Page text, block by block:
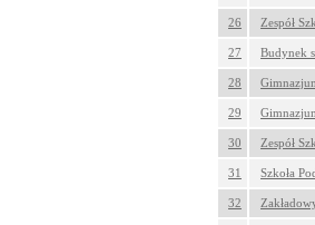
26 Zespół
27 Budynek
28
29
30 Zespół
31 Szkoła
32